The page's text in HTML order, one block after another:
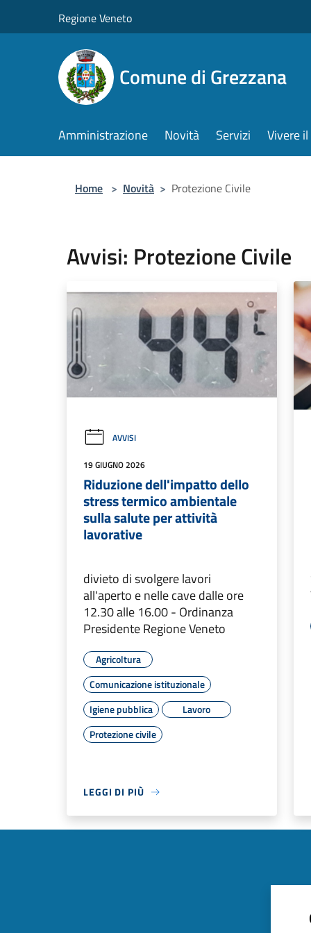
Regione Veneto
Comune di Grezzana
Amministrazione Novità Servizi Vivere
Home > Novità > Protezione Civile
Avvisi: Protezione Civile
AVVISI
19 GIUGNO 2026
Riduzione dell'impatto dello
stress termico ambientale
sulla salute per attività
lavorative
divieto di svolgere lavori
all'aperto e nelle cave dalle ore
12.30 alle 16.00 - Ordinanza
Presidente Regione Veneto
Agricoltura
Comunicazione istituzionale
Igiene pubblica
Lavoro
Protezione civile
LEGGI DI PIÙ